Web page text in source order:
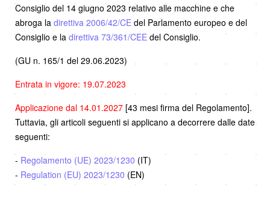
Consiglio del 14 giugno 2023 relativo alle macchine e che
abroga la direttiva 2006/42/CE del Parlamento europeo e del
Consiglio e la direttiva 73/361/CEE del Consiglio.
(GU n. 165/1 del 29.06.2023)
Entrata in vigore: 19.07.2023
Applicazione dal 14.01.2027 [43 mesi firma del Regolamento].
Tuttavia, gli articoli seguenti si applicano a decorrere dalle date
seguenti:
- Regolamento (UE) 2023/1230 (IT)
- Regulation (EU) 2023/1230 (EN)